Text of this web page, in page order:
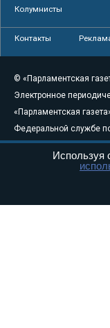
Колумнисты
Контакты
© «Парламентская
Электронное
«Парламентская
Федеральной службе
связи,
массовых
Свидетельство о
Используя